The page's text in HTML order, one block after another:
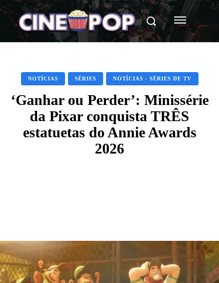
NOTÍCIAS SÉRIES NOTÍCIAS - SÉRIES DE TV
‘Ganhar ou Perder’: Minissérie
da Pixar conquista TRÊS
estatuetas do Annie Awards
2026